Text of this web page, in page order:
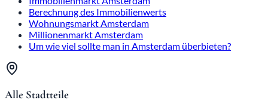
Berechnung des Immobilienwerts
Wohnungsmarkt Amsterdam
Millionenmarkt Amsterdam
Um wie viel sollte man in Amsterdam überbieten?
Alle Stadtteile